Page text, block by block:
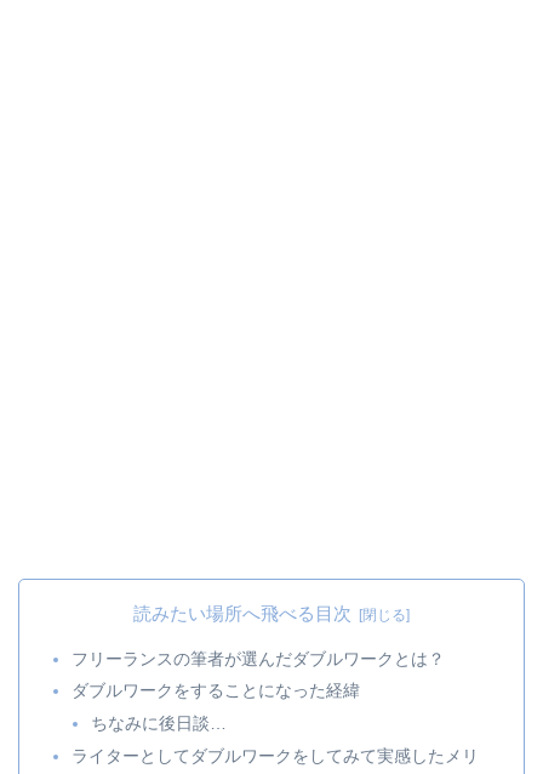
読みたい場所へ飛べる目次
フリーランスの筆者が選んだダブルワークとは？
ダブルワークをすることになった経緯
ちなみに後日談…
ライターとしてダブルワークをしてみて実感したメリ